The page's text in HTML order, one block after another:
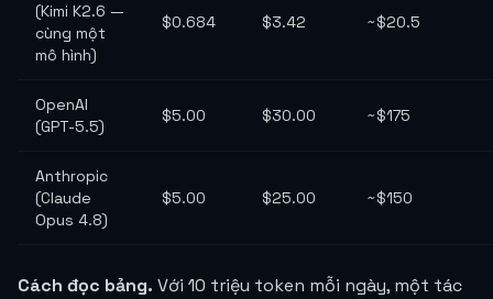
(Kimi K2.6 —
cùng một
mô hình)
$0.684 $3.42 ~$20.5
OpenAI
(GPT-5.5)
$5.00 $30.00 ~$175
Anthropic
(Claude
Opus 4.8)
$5.00 $25.00 ~$150
Cách đọc bảng. Với 10 triệu token mỗi ngày, một tác